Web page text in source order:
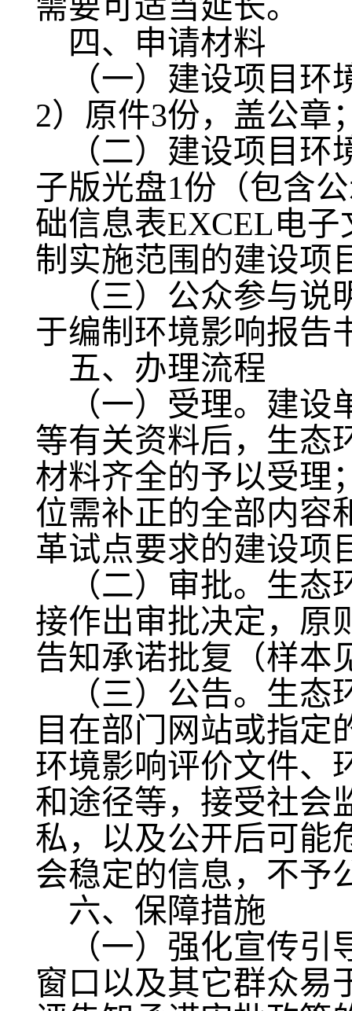
四、申请材料
（一）建设项目
2）原件3份，盖公章
（二）建设项目
子版光盘1份（包含
础信息表EXCEL电
制实施范围的建设项
（三）公众参与
于编制环境影响报告
五、办理流程
（一）受理。 建设
等有关资料后，生态
材料齐全的予以受理
位需补正的全部内容
革试点要求的建设项
（二）审批。 生态
接作出审批决定，原
告知承诺批复（样本
（三）公告。 生态
目在部门网站或指定
环境影响评价文件、
和途径等，接受社会
私，以及公开后可能
会稳定的信息，不予
六、保障措施
（一）强化宣传引
窗口以及其它群众易